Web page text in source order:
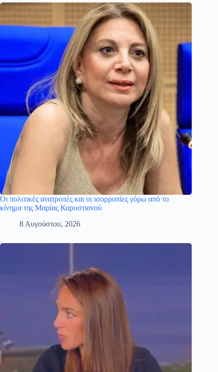
Οι πολιτικές ανατροπές και οι ισορροπίες γύρω από το
κίνημα της Μαρίας Καρυστιανού
8 Αυγούστου, 2026